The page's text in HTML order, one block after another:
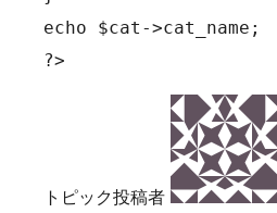
echo $cat->cat_name;
?>
トピック投稿者